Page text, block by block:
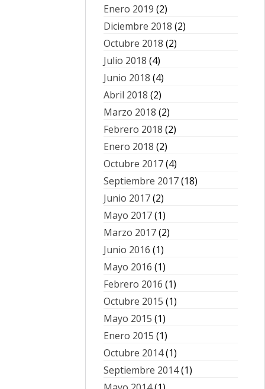
Enero 2019 (2)
Diciembre 2018 (2)
Octubre 2018 (2)
Julio 2018 (4)
Junio 2018 (4)
Abril 2018 (2)
Marzo 2018 (2)
Febrero 2018 (2)
Enero 2018 (2)
Octubre 2017(4)
Septiembre 2017(18)
Junio 2017(2)
Mayo 2017(1)
Marzo 2017(2)
Junio 2016 (1)
Mayo 2016 (1)
Febrero 2016 (1)
Octubre 2015 (1)
Mayo 2015 (1)
Enero 2015 (1)
Octubre 2014(1)
Septiembre 2014(1)